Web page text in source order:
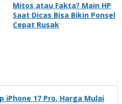
Mitos atau Fakta? Main HP
Saat Dicas Bisa Bikin Ponsel
Cepat Rusak
iPhone 17 Pro, Harga Mulai